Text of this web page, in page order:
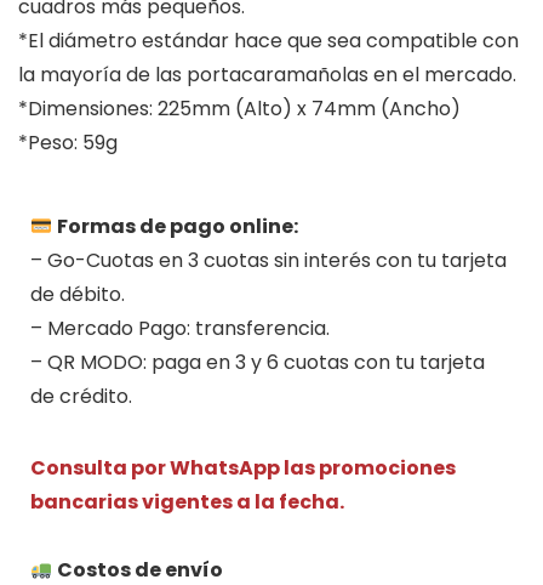
cuadros más pequeños.
*El diámetro estándar hace que sea compatible con
la mayoría de las portacaramañolas en el mercado.
*Dimensiones: 225mm (Alto) x 74mm (Ancho)
*Peso: 59g
Formas de pago online:
– Go-Cuotas en 3 cuotas sin interés con tu tarjeta
de débito.
– Mercado Pago: transferencia.
– QR MODO: paga en 3 y 6 cuotas con tu tarjeta
de crédito.
Consulta por WhatsApp las promociones
bancarias vigentes a la fecha.
Costos de envío